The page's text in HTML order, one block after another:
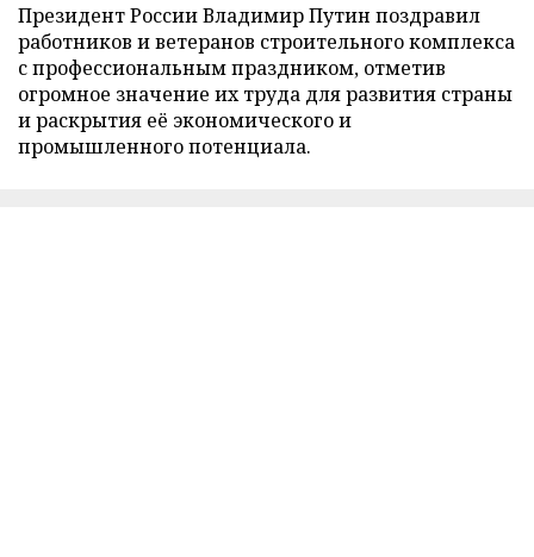
Президент России Владимир Путин поздравил
работников и ветеранов строительного комплекса
с профессиональным праздником, отметив
огромное значение их труда для развития страны
и раскрытия её экономического и
промышленного потенциала.